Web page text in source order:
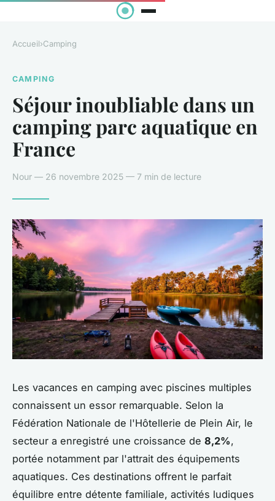
Accueil›Camping
CAMPING
Séjour inoubliable dans un
camping parc aquatique en
France
Nour — 26 novembre 2025 — 7 min de lecture
Les vacances en camping avec piscines multiples
connaissent un essor remarquable. Selon la
Fédération Nationale de l'Hôtellerie de Plein Air, le
secteur a enregistré une croissance de 8,2%,
portée notamment par l'attrait des équipements
aquatiques. Ces destinations offrent le parfait
équilibre entre détente familiale, activités ludiques